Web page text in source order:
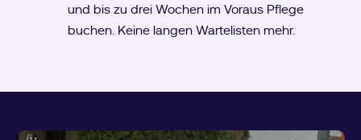
und bis zu drei Wochen im Voraus Pflege
buchen. Keine langen Wartelisten mehr.